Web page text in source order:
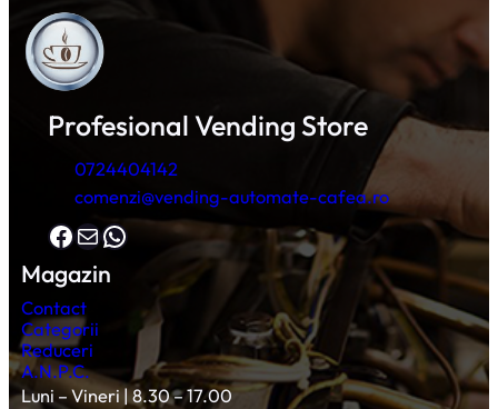
Profesional Vending Store
0724404142
comenzi@vending-automate-cafea.ro
Facebook Mail WhatsApp
Magazin
Contact
Categorii
Reduceri
A.N.P.C.
Luni – Vineri | 8.30 – 17.00